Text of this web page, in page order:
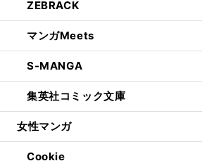
ZEBRACK
マンガMeets
S-MANGA
集英社コミック文庫
女性マンガ
Cookie